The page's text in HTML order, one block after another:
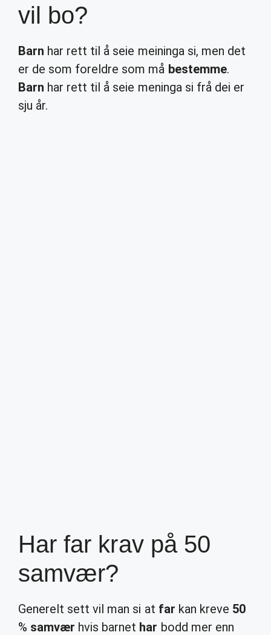
vil bo?
Barn har rett til å seie meininga si, men det
er de som foreldre som må bestemme.
Barn har rett til å seie meninga si frå dei er
sju år.
Har far krav på 50
samvær?
Generelt sett vil man si at far kan kreve 50
% samvær hvis barnet har bodd mer enn